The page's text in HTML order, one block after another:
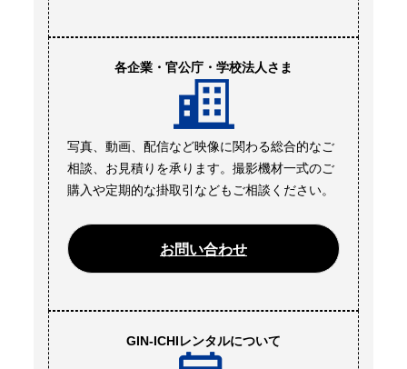
各企業・官公庁・学校法人さま
写真、動画、配信など映像に関わる総合的なご
相談、お見積りを承ります。撮影機材一式のご
購入や定期的な掛取引などもご相談ください。
お問い合わせ
GIN-ICHIレンタルについて